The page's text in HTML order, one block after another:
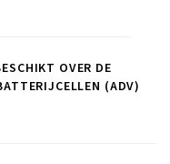
OVER DE
(ADV)